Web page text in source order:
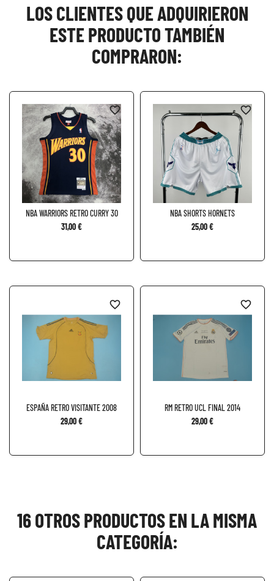
LOS CLIENTES QUE ADQUIRIERON
ESTE PRODUCTO TAMBIÉN
COMPRARON:
NBA WARRIORS RETRO CURRY 30
31,00 €
favorite_border
NBA SHORTS HORNETS
25,00 €
favorite_border
ESPAÑA RETRO VISITANTE 2008
29,00 €
favorite_border
RM RETRO UCL FINAL 2014
29,00 €
favorite_border
16 OTROS PRODUCTOS EN LA MISMA
CATEGORÍA: